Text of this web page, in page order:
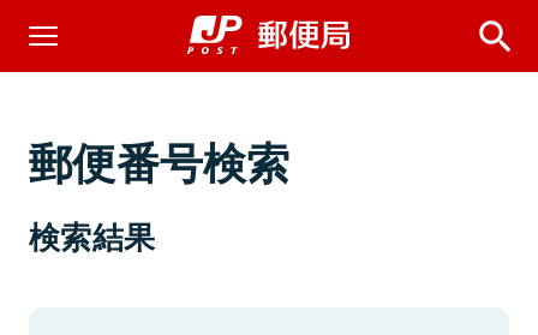
郵便番号検索
検索結果